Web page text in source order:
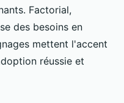
Factorial,
des besoins en
mettent l'accent
réussie et